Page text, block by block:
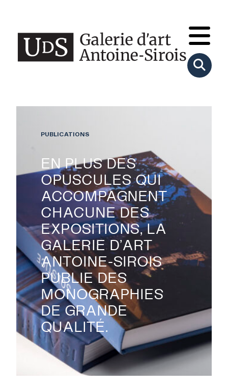
EN PLUS DES
OPUSCULES QUI
ACCOMPAGNENT
CHACUNE DES
EXPOSITIONS, LA
GALERIE D’ART
ANTOINE-SIROIS
PUBLIE DES
MONOGRAPHIES
DE GRANDE
QUALITÉ.
PUBLICATIONS